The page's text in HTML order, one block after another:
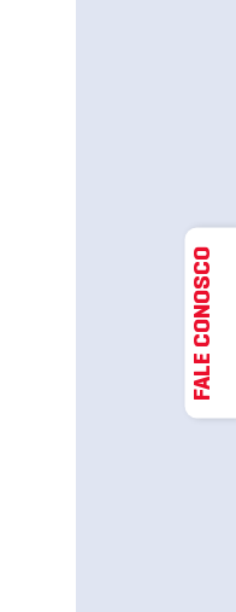
FALE CONOSCO